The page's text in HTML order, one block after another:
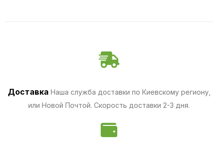
Доставка Наша служба доставки по Киевскому региону,
или Новой Почтой. Скорость доставки 2-3 дня.